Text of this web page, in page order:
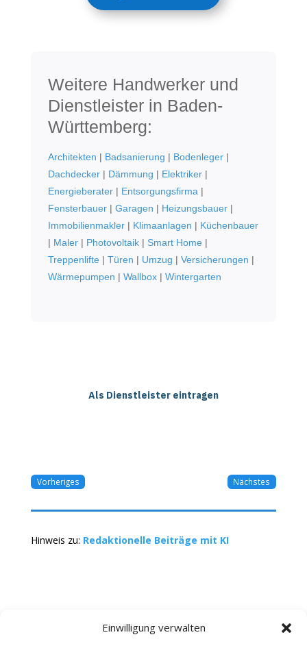
Einwilligung verwalten
Weitere Handwerker und
Dienstleister in Baden-
Württemberg:
Architekten | Badsanierung | Bodenleger|
Dachdecker| Dämmung | Elektriker|
Energieberater| Entsorgungsfirma|
Fensterbauer| Garagen | Heizungsbauer|
Immobilienmakler| Klimaanlagen | Küchenbauer
| Maler| Photovoltaik| Smart Home|
Treppenlifte| Türen | Umzug | Versicherungen |
Wärmepumpen | Wallbox| Wintergarten
Als Dienstleister eintragen
Vorheriges Nächstes
Hinweis zu: Redaktionelle Beiträge mit KI